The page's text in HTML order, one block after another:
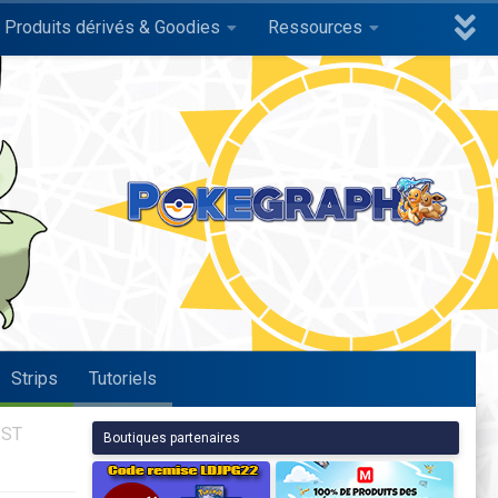
Produits dérivés & Goodies Ressources
Strips Tutoriels
Boutiques partenaires